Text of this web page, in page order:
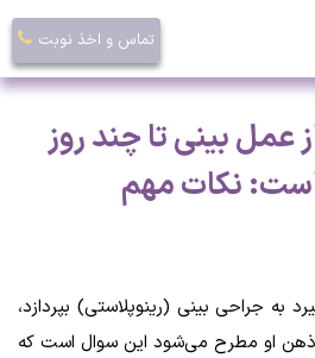
تماس و اخذ نوبت
عمل بینی تا چند روز
نکات مهم
جراحی بینی (رینوپلاستی) بپردازد،
ذهن او مطرح می‌شود این سوال است که